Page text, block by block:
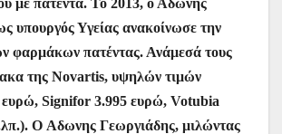
με πατέντα. Το 2013, ο Αδωνης
υπουργός Υγείας ανακοίνωσε την
φαρμάκων πατέντας. Ανάμεσά τους
της Novartis, υψηλών τιμών
Signifor 3.995 ευρώ, Votubia
O Αδωνης Γεωργιάδης, μιλώντας